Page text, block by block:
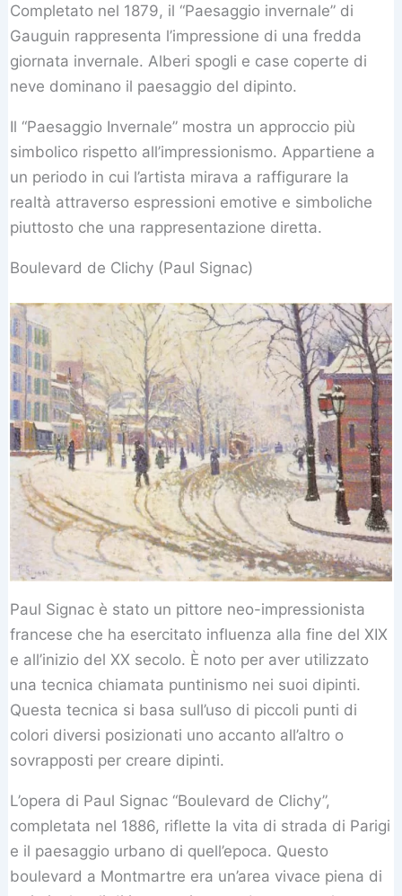
Completato nel 1879, il “Paesaggio invernale” di
Gauguin rappresenta l’impressione di una fredda
giornata invernale. Alberi spogli e case coperte di
neve dominano il paesaggio del dipinto.
Il “Paesaggio Invernale” mostra un approccio più
simbolico rispetto all’impressionismo. Appartiene a
un periodo in cui l’artista mirava a raffigurare la
realtà attraverso espressioni emotive e simboliche
piuttosto che una rappresentazione diretta.
Boulevard de Clichy (Paul Signac)
Paul Signac è stato un pittore neo-impressionista
francese che ha esercitato influenza alla fine del XIX
e all’inizio del XX secolo. È noto per aver utilizzato
una tecnica chiamata puntinismo nei suoi dipinti.
Questa tecnica si basa sull’uso di piccoli punti di
colori diversi posizionati uno accanto all’altro o
sovrapposti per creare dipinti.
L’opera di Paul Signac “Boulevard de Clichy”,
completata nel 1886, riflette la vita di strada di Parigi
e il paesaggio urbano di quell’epoca. Questo
boulevard a Montmartre era un’area vivace piena di